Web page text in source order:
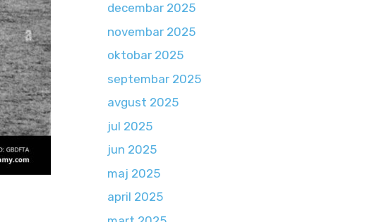
decembar 2025
novembar 2025
oktobar 2025
septembar 2025
avgust 2025
jul 2025
jun 2025
maj 2025
april 2025